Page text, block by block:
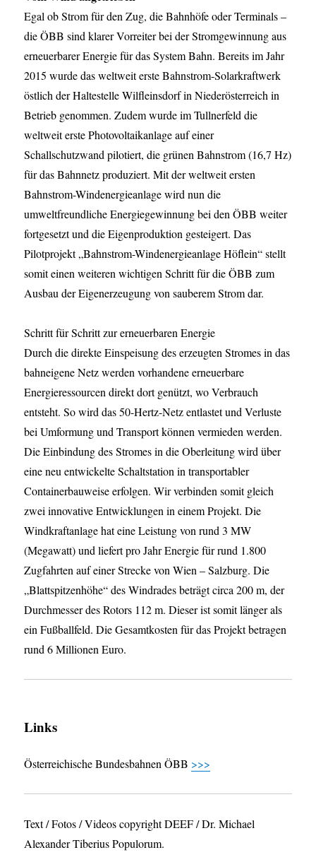
Egal ob Strom für den Zug, die Bahnhöfe oder Terminals –
die ÖBB sind klarer Vorreiter bei der Stromgewinnung aus
erneuerbarer Energie für das System Bahn. Bereits im Jahr
2015 wurde das weltweit erste Bahnstrom-Solarkraftwerk
östlich der Haltestelle Wilfleinsdorf in Niederösterreich in
Betrieb genommen. Zudem wurde im Tullnerfeld die
weltweit erste Photovoltaikanlage auf einer
Schallschutzwand pilotiert, die grünen Bahnstrom (16,7 Hz)
für das Bahnnetz produziert. Mit der weltweit ersten
Bahnstrom-Windenergieanlage wird nun die
umweltfreundliche Energiegewinnung bei den ÖBB weiter
fortgesetzt und die Eigenproduktion gesteigert. Das
Pilotprojekt „Bahnstrom-Windenergieanlage Höflein“ stellt
somit einen weiteren wichtigen Schritt für die ÖBB zum
Ausbau der Eigenerzeugung von sauberem Strom dar.
Schritt für Schritt zur erneuerbaren Energie
Durch die direkte Einspeisung des erzeugten Stromes in das
bahneigene Netz werden vorhandene erneuerbare
Energieressourcen direkt dort genützt, wo Verbrauch
entsteht. So wird das 50-Hertz-Netz entlastet und Verluste
bei Umformung und Transport können vermieden werden.
Die Einbindung des Stromes in die Oberleitung wird über
eine neu entwickelte Schaltstation in transportabler
Containerbauweise erfolgen. Wir verbinden somit gleich
zwei innovative Entwicklungen in einem Projekt. Die
Windkraftanlage hat eine Leistung von rund 3 MW
(Megawatt) und liefert pro Jahr Energie für rund 1.800
Zugfahrten auf einer Strecke von Wien – Salzburg. Die
„Blattspitzenhöhe“ des Windrades beträgt circa 200 m, der
Durchmesser des Rotors 112 m. Dieser ist somit länger als
ein Fußballfeld. Die Gesamtkosten für das Projekt betragen
rund 6 Millionen Euro.
Links
Österreichische Bundesbahnen ÖBB >>>
Text / Fotos / Videos copyright DEEF / Dr. Michael
Alexander Tiberius Populorum.